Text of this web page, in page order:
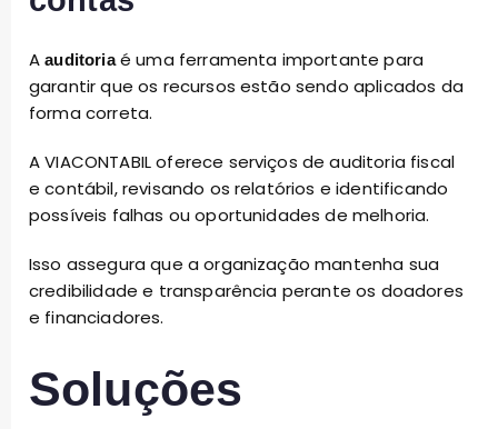
Aauditoriaé uma ferramenta importante para
garantir que os recursos estão sendo aplicados da
forma correta.
A VIACONTABIL oferece serviços de auditoria fiscal
e contábil, revisando os relatórios e identificando
possíveis falhas ou oportunidades de melhoria.
Isso assegura que a organização mantenha sua
credibilidade e transparência perante os doadores
e financiadores.
Soluções